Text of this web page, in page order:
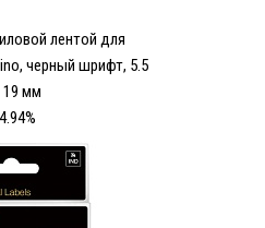
лентой для
черный шрифт, 5.5
мм